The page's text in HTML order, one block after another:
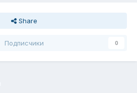
Share
Подписчики 0